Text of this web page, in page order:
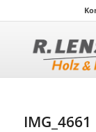
IMG_4661